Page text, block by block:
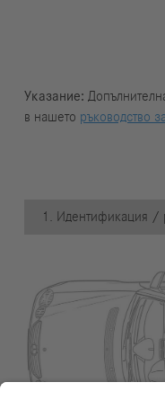
Указание:
в нашето ръководство
1. Идентификация /